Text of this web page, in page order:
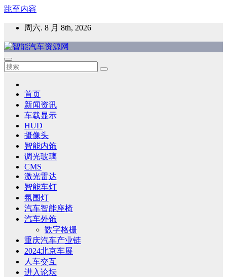
跳至内容
周六. 8 月 8th, 2026
智能汽车资源网
智能表面，智能内饰，新能源汽车，HMI，人车交互，智能车
首页
新闻资讯
车载显示
HUD
摄像头
智能内饰
调光玻璃
CMS
激光雷达
智能车灯
氛围灯
汽车智能座椅
汽车外饰
数字格栅
重庆汽车产业链
2024北京车展
人车交互
进入论坛